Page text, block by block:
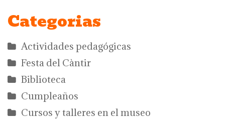
Categorias
Actividades pedagógicas
Festa del Càntir
Biblioteca
Cumpleaños
Cursos y talleres en el museo